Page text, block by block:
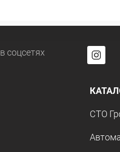
в соцсетях
СТО